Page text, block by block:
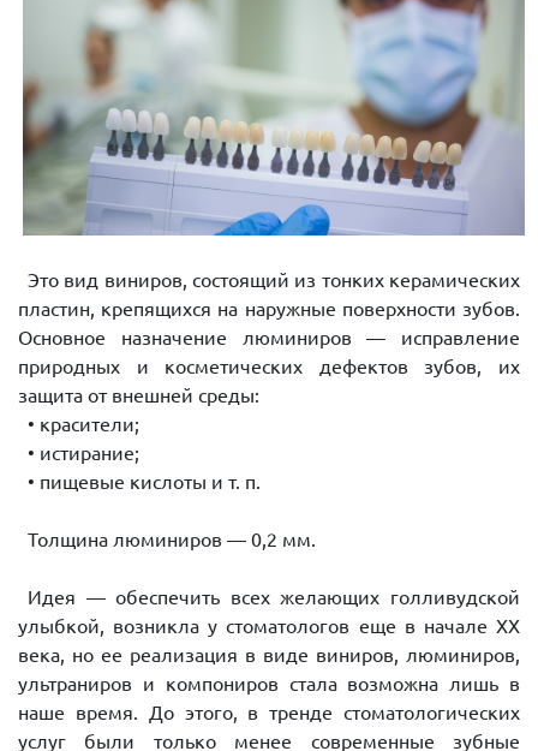
Это вид виниров, состоящий из тонких керамических
пластин, крепящихся на наружные поверхности зубов.
Основное назначение люминиров — исправление
природных и косметических дефектов зубов, их
защита от внешней среды:
• красители;
• истирание;
• пищевые кислоты и т. п.
Толщина люминиров — 0,2 мм.
Идея — обеспечить всех желающих голливудской
улыбкой, возникла у стоматологов еще в начале XX
века, но ее реализация в виде виниров, люминиров,
ультраниров и компониров стала возможна лишь в
наше время. До этого, в тренде стоматологических
услуг были только менее современные зубные